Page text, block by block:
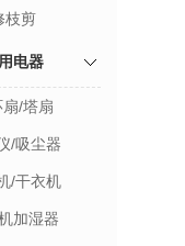
枝剪
电器
/塔扇
/吸尘器
/干衣机
加湿器